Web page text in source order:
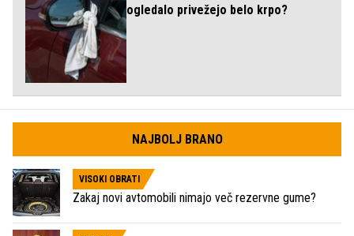
ogledalo privežejo belo krpo?
NAJBOLJ BRANO
VISOKI OBRATI
Zakaj novi avtomobili nimajo več rezervne gume?